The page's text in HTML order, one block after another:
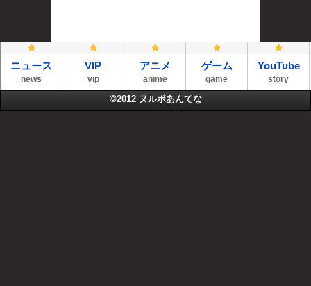
ニュース
news
VIP
vip
アニメ
anime
ゲーム
game
YouTube
story
©2012 ヌルポあんてな